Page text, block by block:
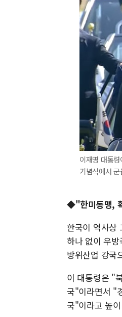
이재명 대통
기념식에서
◆"한미동맹,
한국이 역사상
하나 없이 우
방위산업 강국
이 대통령은 "
국"이라면서 "
국"이라고 높